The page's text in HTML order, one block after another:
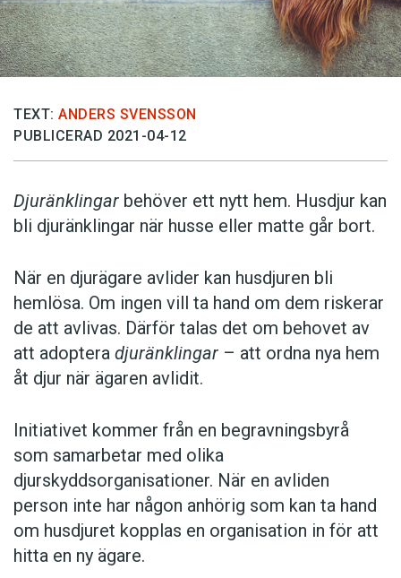
TEXT: ANDERS SVENSSON
PUBLICERAD 2021-04-12
Djuränklingar behöver ett nytt hem. Husdjur kan
bli djuränklingar när husse eller matte går bort.
När en djurägare avlider kan husdjuren bli
hemlösa. Om ingen vill ta hand om dem riskerar
de att avlivas. Därför talas det om behovet av
att adoptera djuränklingar – att ordna nya hem
åt djur när ägaren avlidit.
Initiativet kommer från en begravningsbyrå
som samarbetar med olika
djurskyddsorganisationer. När en avliden
person inte har någon anhörig som kan ta hand
om husdjuret kopplas en organisation in för att
hitta en ny ägare.